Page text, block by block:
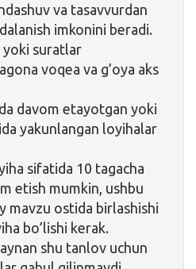
va tasavvurdan
imkonini beradi.
yoki suratlar
voqea va g’oya aks
davom etayotgan yoki
yakunlangan loyihalar
sifatida 10 tagacha
etish mumkin, ushbu
mavzu ostida birlashishi
bo’lishi kerak.
shu tanlov uchun